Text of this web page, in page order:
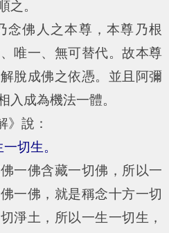
之。
佛人之本尊，本尊乃根
唯一、無可替代。故本尊
脫成佛之依憑。並且阿彌
入成為機法一體。
說：
切生。
佛含藏一切佛，所以一
一佛，就是稱念十方一切
淨土，所以一生一切生，